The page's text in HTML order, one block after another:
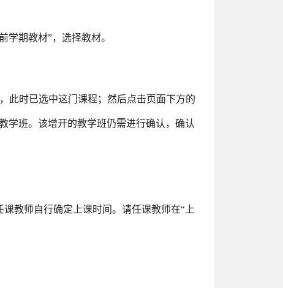
学期教材”，选择教材。
此时已选中这门课程；然后点击页面下方的
学班。该增开的教学班仍需进行确认，确认
教师自行确定上课时间。请任课教师在“上